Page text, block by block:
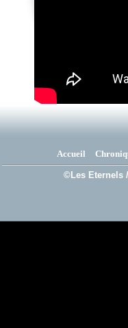
Accueil
©Les Eternels